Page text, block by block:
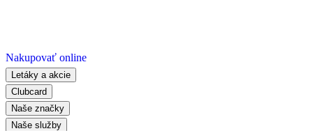
Nakupovať online
Letáky a akcie
Clubcard
Naše značky
Naše služby